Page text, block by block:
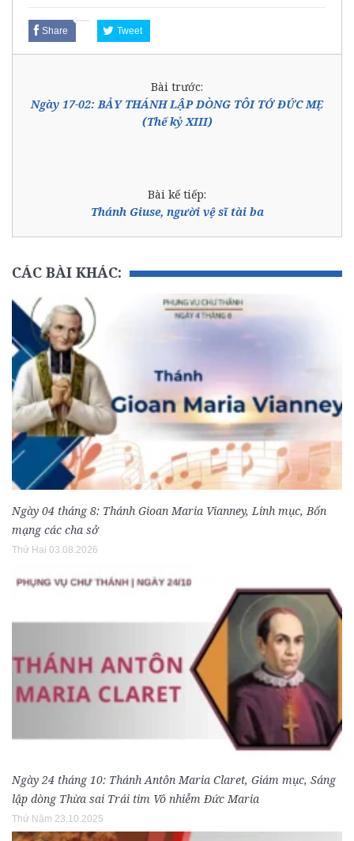
Share Tweet
Bài trước:
Ngày 17-02: BẢY THÁNH LẬP DÒNG TÔI TỚ ĐỨC MẸ
(Thế kỷ XIII)
Bài kế tiếp:
Thánh Giuse, người vệ sĩ tài ba
CÁC BÀI KHÁC:
Ngày 04 tháng 8: Thánh Gioan Maria Vianney, Linh mục, Bổn
mạng các cha sở
Thứ Hai 03.08.2026
Ngày 24 tháng 10: Thánh Antôn Maria Claret, Giám mục, Sáng
lập dòng Thừa sai Trái tim Vô nhiễm Đức Maria
Thứ Năm 23.10.2025